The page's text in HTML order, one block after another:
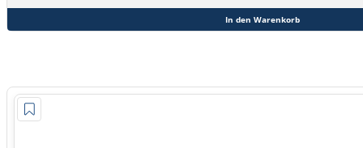
In den Warenkorb